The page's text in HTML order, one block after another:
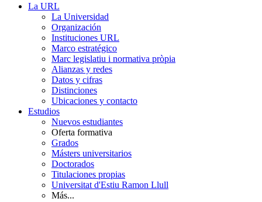
La URL
La Universidad
Organización
Instituciones URL
Marco estratégico
Marc legislatiu i normativa pròpia
Alianzas y redes
Datos y cifras
Distinciones
Ubicaciones y contacto
Estudios
Nuevos estudiantes
Oferta formativa
Grados
Másters universitarios
Doctorados
Titulaciones propias
Universitat d'Estiu Ramon Llull
Más...